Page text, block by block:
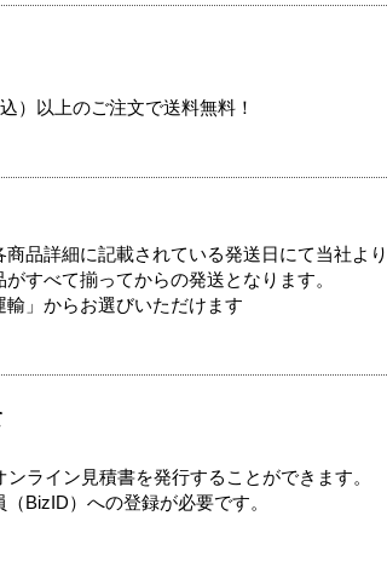
）以上のご注文で送料無料！
品詳細に記載されている発送日にて当社より
すべて揃ってからの発送となります。
」からお選びいただけます
ライン見積書を発行することができます。
BizID）への登録が必要です。